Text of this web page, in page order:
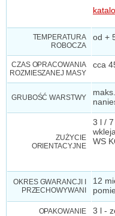
TEMPERATURA
ROBOCZA
od +
CZAS OPRACOWANIA
ROZMIESZANEJ MASY
cca
GRUBOŚĆ WARSTWY
ZUŻYCIE
ORIENTACYJNE
3 l /
WS
OKRES GWARANCJI I
PRZECHOWYWANI
12
OPAKOWANIE 3 l -